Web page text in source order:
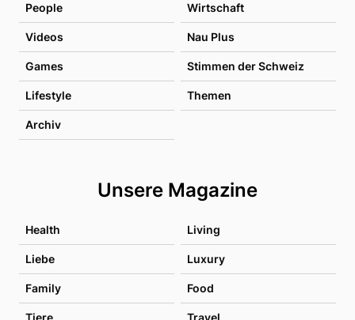
People Wirtschaft
Videos Nau Plus
Games Stimmen der Schweiz
Lifestyle Themen
Archiv
Unsere Magazine
Health Living
Liebe Luxury
Family Food
Tiere Travel